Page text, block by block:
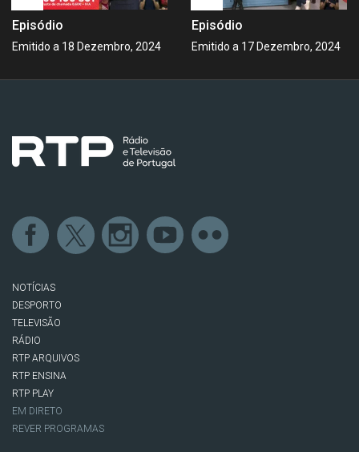
Episódio
Emitido a 18 Dezembro, 2024
Episódio
Emitido a 17 Dezembro, 2024
NOTÍCIAS
DESPORTO
TELEVISÃO
RÁDIO
RTP ARQUIVOS
RTP ENSINA
RTP PLAY
EM DIRETO
REVER PROGRAMAS